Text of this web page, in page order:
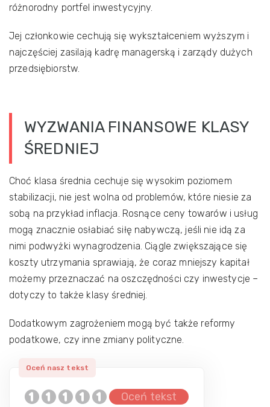
różnorodny portfel inwestycyjny.
Jej członkowie cechują się wykształceniem wyższym i
najczęściej zasilają kadrę managerską i zarządy dużych
przedsiębiorstw.
WYZWANIA FINANSOWE KLASY
ŚREDNIEJ
Choć klasa średnia cechuje się wysokim poziomem
stabilizacji, nie jest wolna od problemów, które niesie za
sobą na przykład inflacja. Rosnące ceny towarów i usług
mogą znacznie osłabiać siłę nabywczą, jeśli nie idą za
nimi podwyżki wynagrodzenia. Ciągle zwiększające się
koszty utrzymania sprawiają, że coraz mniejszy kapitał
możemy przeznaczać na oszczędności czy inwestycje –
dotyczy to także klasy średniej.
Dodatkowym zagrożeniem mogą być także reformy
podatkowe, czy inne zmiany polityczne.
Oceń tekst